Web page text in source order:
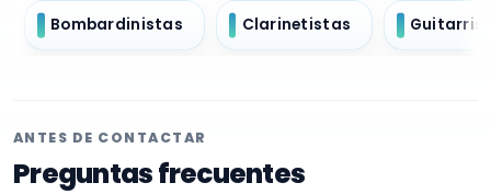
Bombardinistas Clarinetistas
ANTES DE CONTACTAR
Preguntas frecuentes